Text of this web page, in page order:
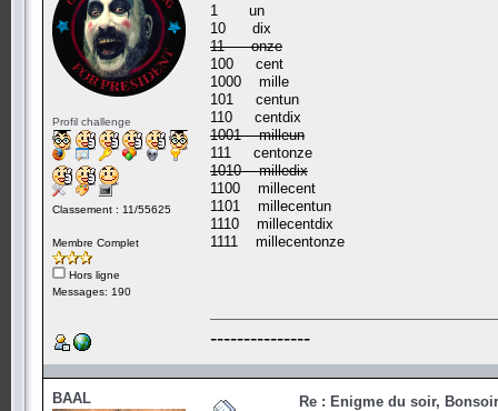
Profil challenge
Classement : 11/55625
Membre Complet
Hors ligne
Messages: 190
1 un
10 dix
11 onze
100 cent
1000 mille
101 centun
110 centdix
1001 milleun
111 centonze
1010 milledix
1100 millecent
1101 millecentun
1110 millecentdix
1111 millecentonze
---------------
BAAL Re : Enigme du soir,